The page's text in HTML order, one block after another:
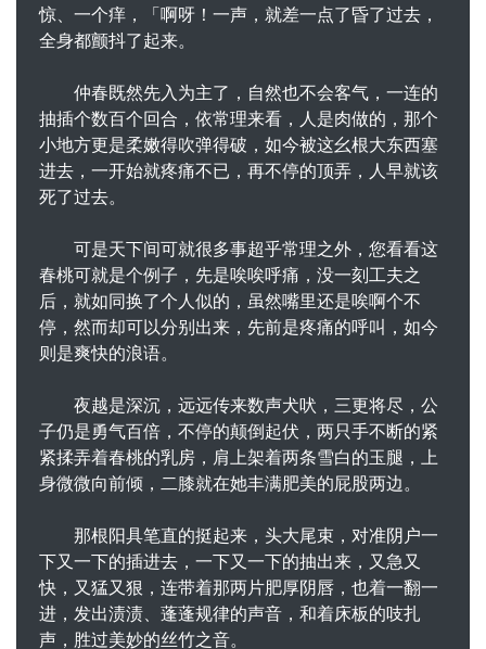
惊、一个痒，「啊呀！一声，就差一点了昏了过去，
全身都颤抖了起来。
仲春既然先入为主了，自然也不会客气，一连的
抽插个数百个回合，依常理来看，人是肉做的，那个
小地方更是柔嫩得吹弹得破，如今被这幺根大东西塞
进去，一开始就疼痛不已，再不停的顶弄，人早就该
死了过去。
可是天下间可就很多事超乎常理之外，您看看这
春桃可就是个例子，先是唉唉呼痛，没一刻工夫之
后，就如同换了个人似的，虽然嘴里还是唉啊个不
停，然而却可以分别出来，先前是疼痛的呼叫，如今
则是爽快的浪语。
夜越是深沉，远远传来数声犬吠，三更将尽，公
子仍是勇气百倍，不停的颠倒起伏，两只手不断的紧
紧揉弄着春桃的乳房，肩上架着两条雪白的玉腿，上
身微微向前倾，二膝就在她丰满肥美的屁股两边。
那根阳具笔直的挺起来，头大尾束，对准阴户一
下又一下的插进去，一下又一下的抽出来，又急又
快，又猛又狠，连带着那两片肥厚阴唇，也着一翻一
进，发出渍渍、蓬蓬规律的声音，和着床板的吱扎
声，胜过美妙的丝竹之音。